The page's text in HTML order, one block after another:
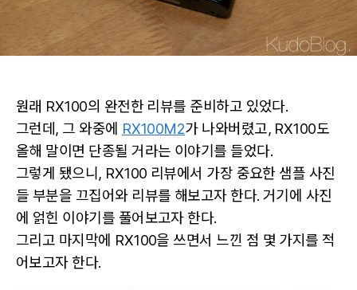
원래 RX100의 완전한 리뷰를 준비하고 있었다.
그런데, 그 와중에 RX100M2가 나와버렸고, RX100도
올해 말이면 단종될 거라는 이야기를 들었다.
그렇게 됐으니, RX100 리뷰에서 가장 중요한 샘플 사진
들 부분을 끄집어와 리뷰를 해보고자 한다. 거기에 사진
에 얽힌 이야기를 풀어보고자 한다.
그리고 마지막에 RX100을 쓰면서 느낀 점 몇 가지를 적
어보고자 한다.